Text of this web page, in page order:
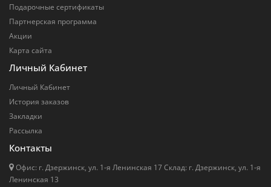
Подарочные сертификаты
Партнерская программа
Акции
Карта сайта
Личный Кабинет
Личный Кабинет
История заказов
Закладки
Рассылка
Контакты
Офис: г. Дзержинск, ул. 1-я Ленинская 17 Cклад: г. Дзержинск, ул. 1-я
Ленинская 13